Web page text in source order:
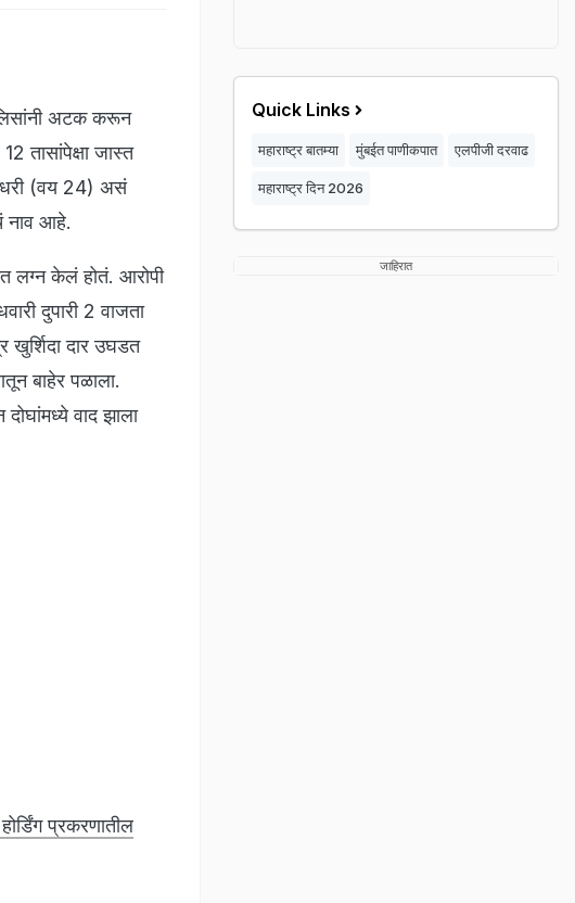
अटक करून
तासांपेक्षा जास्त
(वय 24) असं
नाव आहे.
लग्न केलं होतं. आरोपी
दुपारी 2 वाजता
खुर्शिदा दार उघडत
बाहेर पळाला.
वाद झाला
प्रकरणातील
Quick Links
महाराष्ट्र बातम्या मुंबईत पाणीकपात एलपीजी दरवाढ
महाराष्ट्र दिन 2026
जाहिरात